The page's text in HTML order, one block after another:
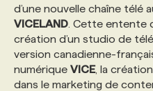
PRIX ET
TENDANCES
GEO/SEO
ÉVÉNEMENTIEL
FAQ
ANNONCEZ AVEC
FORMATIONS
NOS
NOS TARIFS
NOS EXPERTISES
d’une nouvelle chaîne télé
VICELAND . Cette entente
création d’un studio de
version canadienne-
numérique VICE, la
dans le marketing de